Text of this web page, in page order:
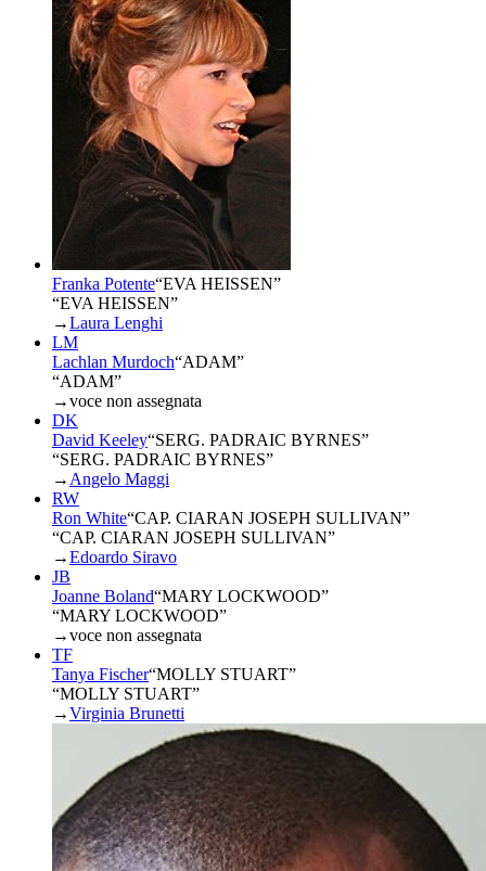
Franka Potente“EVA HEISSEN”
“EVA HEISSEN”
→Laura Lenghi
LM
Lachlan Murdoch“ADAM”
“ADAM”
→voce non assegnata
DK
David Keeley“SERG. PADRAIC BYRNES”
“SERG. PADRAIC BYRNES”
→ Angelo Maggi
RW
Ron White“CAP. CIARAN JOSEPH SULLIVAN”
“CAP. CIARAN JOSEPH SULLIVAN”
→Edoardo Siravo
JB
Joanne Boland“MARY LOCKWOOD”
“MARY LOCKWOOD”
→voce non assegnata
TF
Tanya Fischer“MOLLY STUART”
“MOLLY STUART”
→Virginia Brunetti